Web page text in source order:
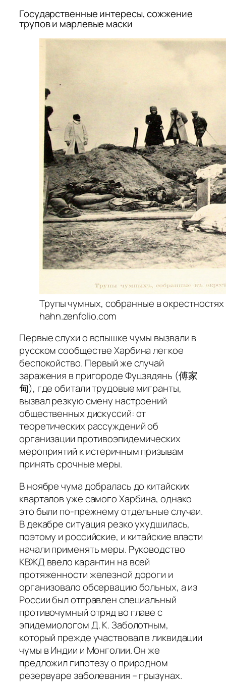
Государственные интересы, сожжение
трупов и марлевые маски
Трупы чумных, собранные в окрестностях
hahn.zenfolio.com
Первые слухи о вспышке чумы вызвали в
русском сообществе Харбина легкое
беспокойство. Первый же случай
заражения в пригороде Фуцзядянь (傅家
甸), где обитали трудовые мигранты,
вызвал резкую смену настроений
общественных дискуссий: от
теоретических рассуждений об
организации противоэпидемических
мероприятий к истеричным призывам
принять срочные меры.
В ноябре чума добралась до китайских
кварталов уже самого Харбина, однако
это были по-прежнему отдельные случаи.
В декабре ситуация резко ухудшилась,
поэтому и российские, и китайские власти
начали применять меры. Руководство
КВЖД ввело карантин на всей
протяженности железной дороги и
организовало обсервацию больных, а из
России был отправлен специальный
противочумный отряд во главе с
эпидемиологом Д. К. Заболотным,
который прежде участвовал в ликвидации
чумы в Индии и Монголии. Он же
предложил гипотезу о природном
резервуаре заболевания – грызунах.